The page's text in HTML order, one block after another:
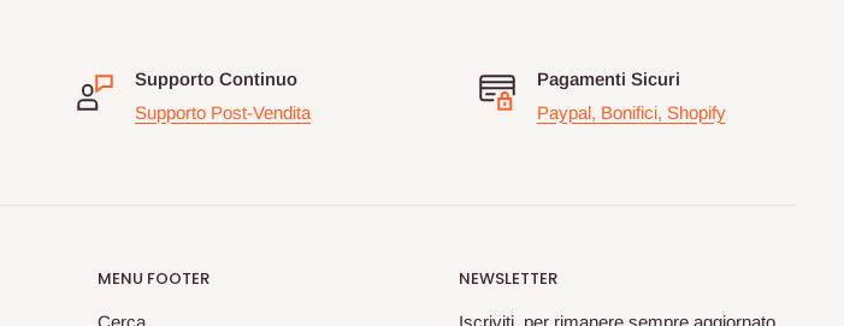
Supporto Continuo
Supporto Post-Vendita
Pagamenti Sicuri
Paypal, Bonifici, Shopify
MENU FOOTER NEWSLETTER